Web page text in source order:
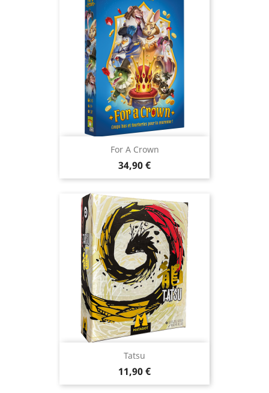
For A Crown
Prix
34,90 €
Tatsu
Prix
11,90 €